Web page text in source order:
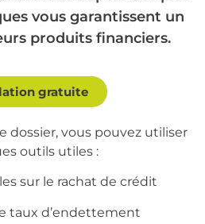
vous garantissent un
produits financiers.
gratuite
dossier, vous pouvez utiliser
outils utiles :
sur le rachat de crédit
taux d’endettement